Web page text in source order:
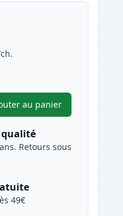
ajuster
au panier
,Pack de 10 Canon
qualité
Retours sous
49€